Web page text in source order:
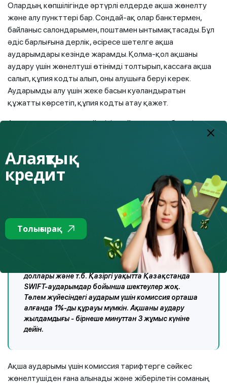
Олардың көпшілігінде әртүрлі елдерде ақша жөнелту
және алу пункттері бар. Сондай-ақ олар банктермен,
байланыс салондарымен, поштамен ынтымақтасады. Бұл
әдіс барлығына дерлік, әсіресе шетелге ақша
аударымдары кезінде жарамды. Қолма-қол ақшаны
аудару үшін жөнелтуші өтінімді толтырып, кассаға ақша
салып, құпия кодты алып, оны алушыға беруі керек.
Аударымды алу үшін жеке басын куәландыратын
құжатты көрсетіп, құпия кодты атау қажет.
Ақша аударымдары жүйесінің сайты арқылы банктік
картадан алушының шотына, оның ішінде шетелдік шотқа
бөлімше арқылы ресімдеуге болады.
Жүйелер арқылы аударымның ең көп сомасы
бойынша шектеулердің мөлшері әр түрлі, осы
компаниялардың кеңселерінде және осы
жүйелермен ынтымақтасатын банктерде нақтылау
қажет. Мәселен, бір банкте жүйелердің біреуі
арқылы аударымның ең көп сомасы 10 мың АҚШ
долларын құрайды, ал екіншісінде – 5 мың АҚШ
доллары және т.б. Қазіргі уақытта Қазақстанда
SWIFT-аударымдар бойынша шектеулер жоқ.
Төлем жүйесіндегі аударым үшін комиссия орташа
алғанда 1%-ды құрауы мүмкін. Ақшаны аудару
жылдамдығы - бірнеше минуттан 3 жұмыс күніне
дейін.
Ақша аударымы үшін комиссия тарифтерге сәйкес
жөнелтушіден ғана алынады және жіберілетін соманың
Алаяқтық
кредит
Толығырақ